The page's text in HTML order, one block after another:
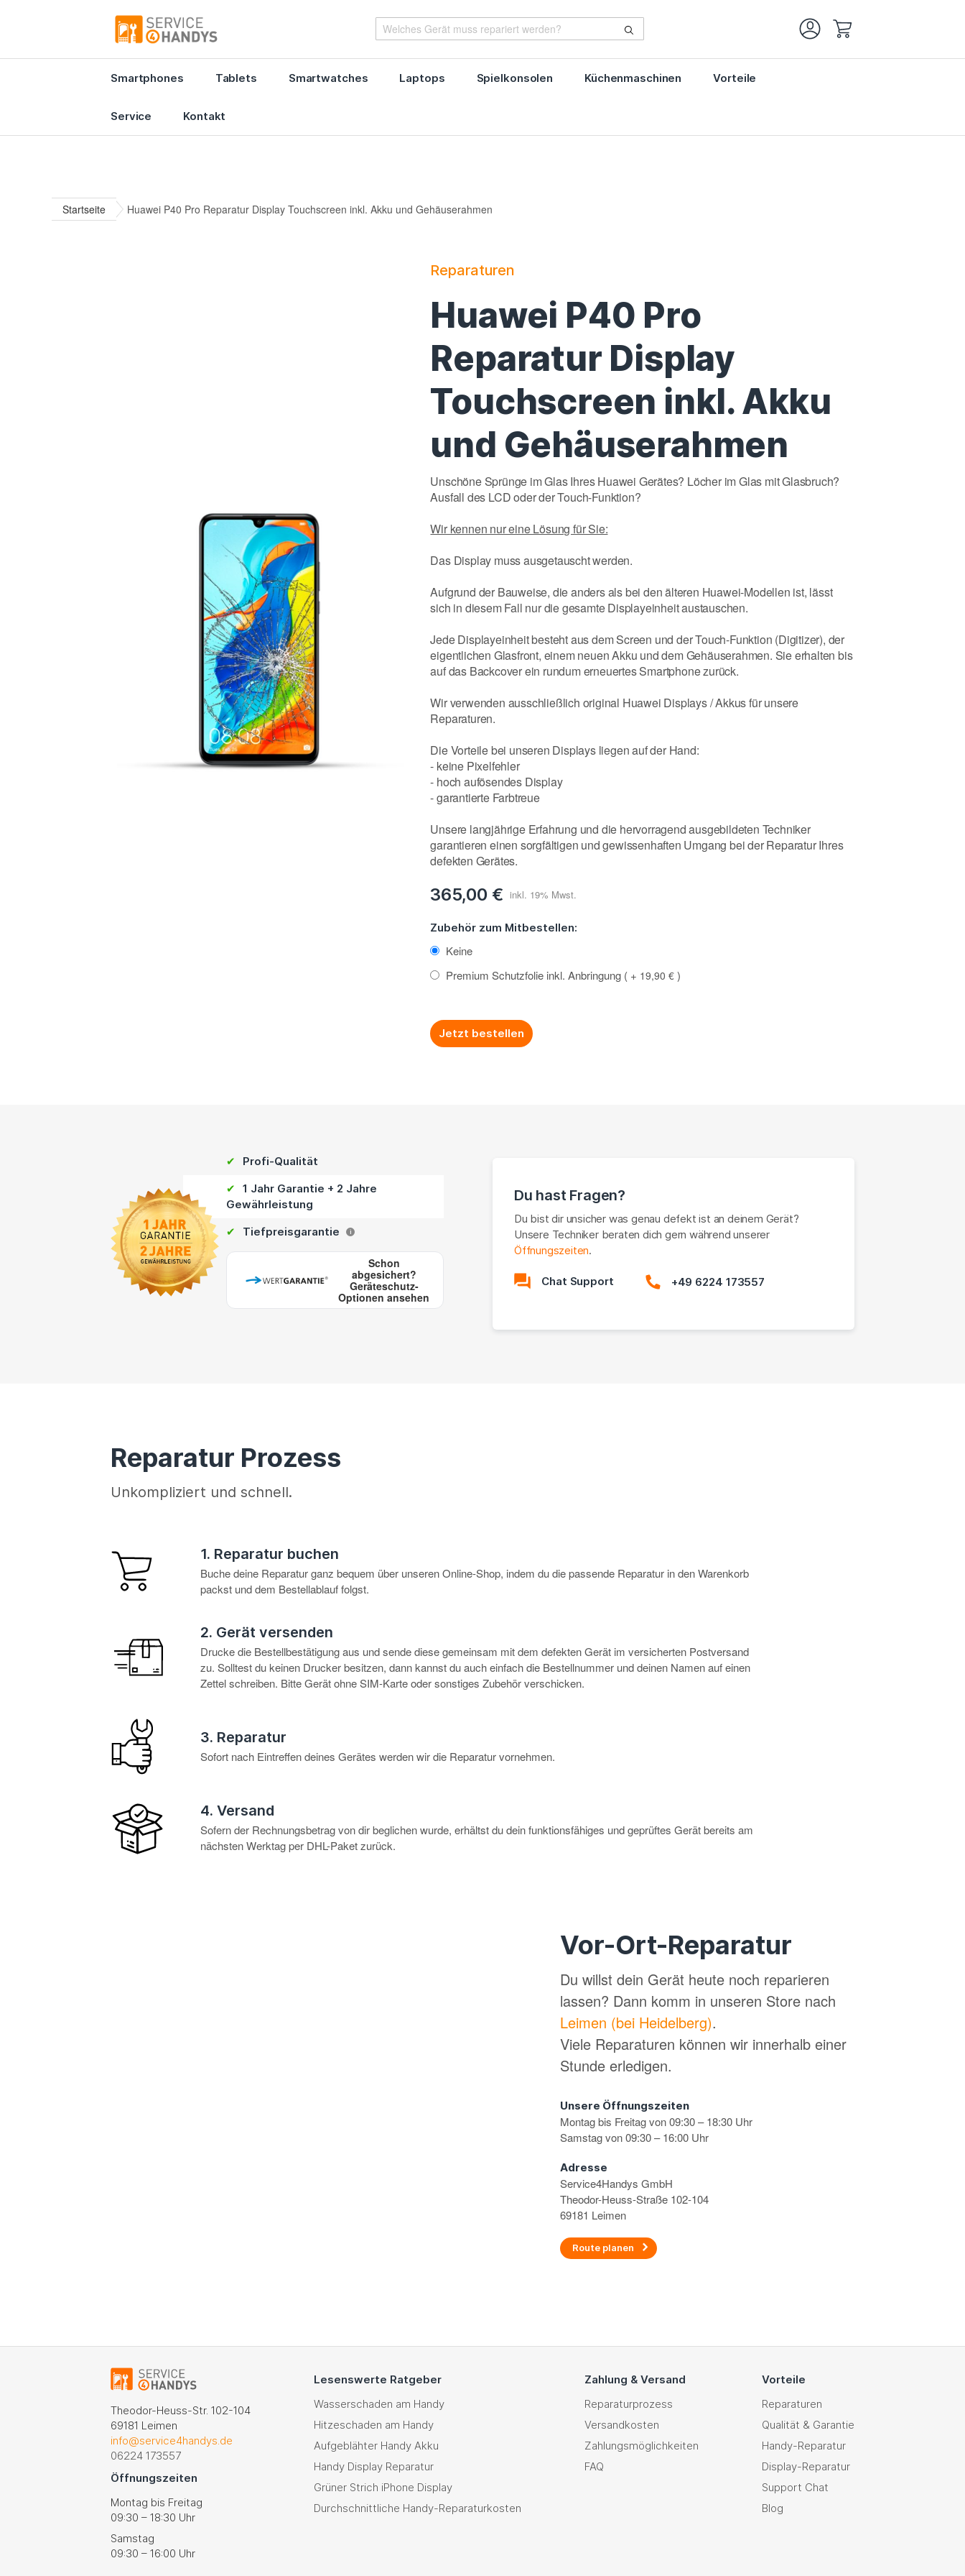
Smartphones Tablets Smartwatches Laptops Spielkonsolen Küchenmaschinen Vorteile
Service Kontakt
Startseite Huawei P40 Pro Reparatur Display Touchscreen inkl. Akku und Gehäuserahmen
Reparaturen
Huawei P40 Pro
Reparatur Display
Touchscreen inkl. Akku
und Gehäuserahmen
Unschöne Sprünge im Glas Ihres Huawei Gerätes? Löcher im Glas mit Glasbruch?
Ausfall des LCD oder der Touch-Funktion?
Wir kennen nur eine Lösung für Sie:
Das Display muss ausgetauscht werden.
Aufgrund der Bauweise, die anders als bei den älteren Huawei-Modellen ist, lässt
sich in diesem Fall nur die gesamte Displayeinheit austauschen.
Jede Displayeinheit besteht aus dem Screen und der Touch-Funktion (Digitizer), der
eigentlichen Glasfront, einem neuen Akku und dem Gehäuserahmen. Sie erhalten bis
auf das Backcover ein rundum erneuertes Smartphone zurück.
Wir verwenden ausschließlich original Huawei Displays / Akkus für unsere
Reparaturen.
Die Vorteile bei unseren Displays liegen auf der Hand:
- keine Pixelfehler
- hoch aufösendes Display
- garantierte Farbtreue
Unsere langjährige Erfahrung und die hervorragend ausgebildeten Techniker
garantieren einen sorgfältigen und gewissenhaften Umgang bei der Reparatur Ihres
defekten Gerätes.
365,00 €
Zubehör zum Mitbestellen:
Keine
Premium Schutzfolie inkl. Anbringung
+ 19,90 €
Jetzt bestellen
✔ Profi-Qualität
✔
1 Jahr Garantie + 2 Jahre
Gewährleistung
✔ Tiefpreisgarantie i
Schon
abgesichert?
Geräteschutz-
Optionen ansehen
Du hast Fragen?
Du bist dir unsicher was genau defekt ist an deinem Gerät?
Unsere Techniker beraten dich gern während unserer
Öffnungszeiten.
Chat Support +49 6224 173557
Reparatur Prozess
Unkompliziert und schnell.
1. Reparatur buchen
Buche deine Reparatur ganz bequem über unseren Online-Shop, indem du die passende Reparatur in den Warenkorb
packst und dem Bestellablauf folgst.
2. Gerät versenden
Drucke die Bestellbestätigung aus und sende diese gemeinsam mit dem defekten Gerät im versicherten Postversand
zu. Solltest du keinen Drucker besitzen, dann kannst du auch einfach die Bestellnummer und deinen Namen auf einen
Zettel schreiben. Bitte Gerät ohne SIM-Karte oder sonstiges Zubehör verschicken.
3. Reparatur
Sofort nach Eintreffen deines Gerätes werden wir die Reparatur vornehmen.
4. Versand
Sofern der Rechnungsbetrag von dir beglichen wurde, erhältst du dein funktionsfähiges und geprüftes Gerät bereits am
nächsten Werktag per DHL-Paket zurück.
Vor-Ort-Reparatur
Du willst dein Gerät heute noch reparieren
lassen? Dann komm in unseren Store nach
Leimen (bei Heidelberg).
Viele Reparaturen können wir innerhalb einer
Stunde erledigen.
Unsere Öffnungszeiten
Montag bis Freitag von 09:30 – 18:30 Uhr
Samstag von 09:30 – 16:00 Uhr
Adresse
Service4Handys GmbH
Theodor-Heuss-Straße 102-104
69181 Leimen
Route planen
Theodor-Heuss-Str. 102-104
69181 Leimen
info@service4handys.de
06224 173557
Öffnungszeiten
Montag bis Freitag
09:30 – 18:30 Uhr
Samstag
09:30 – 16:00 Uhr
Lesenswerte Ratgeber
Wasserschaden am Handy
Hitzeschaden am Handy
Aufgeblähter Handy Akku
Handy Display Reparatur
Grüner Strich iPhone Display
Durchschnittliche Handy-Reparaturkosten
Zahlung & Versand
Reparaturprozess
Versandkosten
Zahlungsmöglichkeiten
FAQ
Vorteile
Reparaturen
Qualität & Garantie
Handy-Reparatur
Display-Reparatur
Support Chat
Blog